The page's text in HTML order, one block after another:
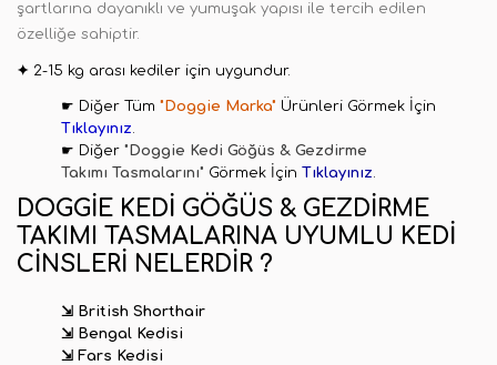
şartlarına dayanıklı ve yumuşak yapısı ile tercih edilen
özelliğe sahiptir.
✦ 2-15 kg arası kediler için uygundur.
☛ Diğer Tüm "Doggie Marka" Ürünleri Görmek İçin
Tıklayınız.
☛ Diğer "Doggie Kedi Göğüs & Gezdirme
Takımı Tasmalarını" Görmek İçin Tıklayınız.
DOGGIE KEDI GÖĞÜS & GEZDIRME
TAKIMI TASMALARINA UYUMLU KEDI
CINSLERI NELERDIR ?
⇲ British Shorthair
⇲ Bengal Kedisi
⇲ Fars Kedisi